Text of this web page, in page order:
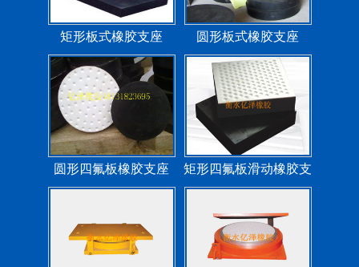
圆形四氟板橡胶支座
矩形四氟板滑动橡胶支
座
铁路盆式支座 公路盆式橡胶支座